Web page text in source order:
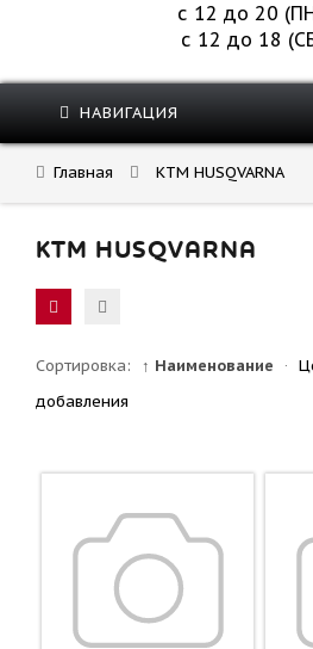
с 12 до 20
с 12 до 18
НАВИГАЦИЯ
Главная KTM HUSQVARNA
KTM HUSQVARNA
Сортировка: ↑ Наименование ·
добавления